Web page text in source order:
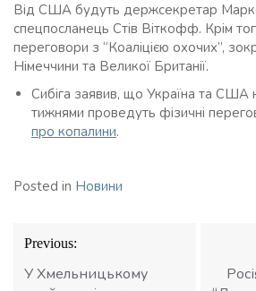
Від США будуть держсекретар
спецпосланець Стів Віткофф. Крім
переговори з “Коаліцією охочих”,
Німеччини та Великої Британії.
Сибіга заявив, що Україна та США
тижнями проведуть фізичні
про копалини.
Posted in Новини
Навігація
записів
Previous:
У Хмельницькому